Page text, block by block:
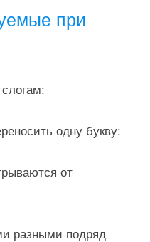
при
одну букву:
от
разными подряд